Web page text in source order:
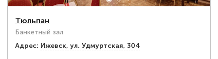
Тюльпан
Банкетный зал
Адрес: Ижевск, ул. Удмуртская, 304